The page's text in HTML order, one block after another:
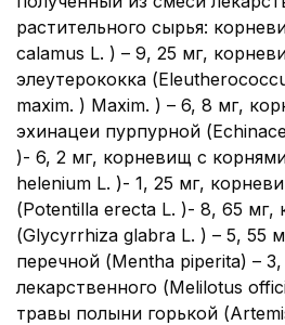
растительного сырья:
calamus L. ) – 9, 25 мг,
элеутерококка
maxim. ) Maxim. ) – 6, 8 мг,
эхинацеи пурпурной
)- 6, 2 мг, корневищ с
helenium L. )- 1, 25 мг,
(Potentilla erecta L. )- 8, 65 мг,
(Glycyrrhiza glabra L. ) – 5, 55
перечной (Mentha piperita) –
лекарственного (Melilotus
травы полыни горькой